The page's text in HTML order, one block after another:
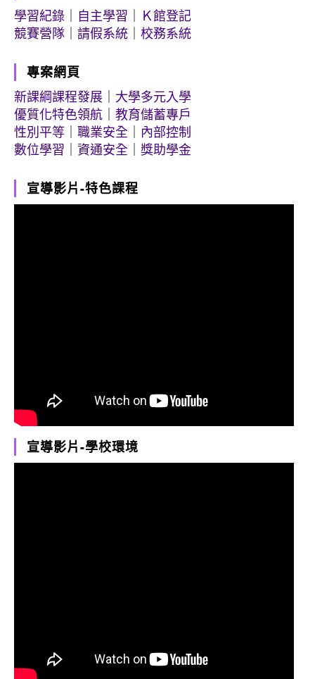
學習紀錄
自主學習
Ｋ館登記
競賽營隊
請假系統 校務系統
專案網頁
新課綱課程發展
大學多元入學
優質化特色領航
教育儲蓄專戶
性別平等
職業安全
內部控制
數位學習
資通安全 獎助學金
宣導影片-特色課程
宣導影片-學校環境